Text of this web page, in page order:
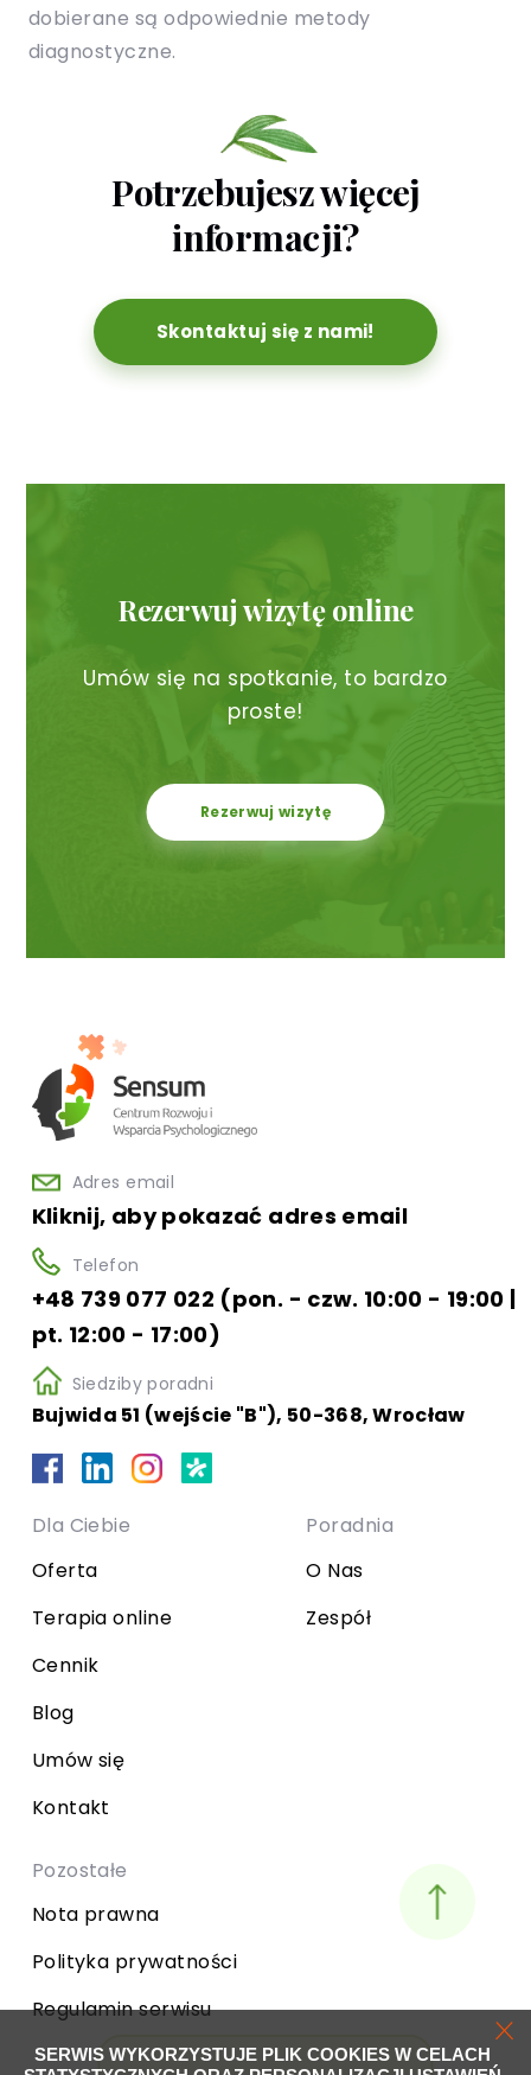
dobierane są odpowiednie metody
diagnostyczne.
Potrzebujesz więcej
informacji?
Skontaktuj się z nami!
Rezerwuj wizytę online
Umów się na spotkanie, to bardzo
proste!
Rezerwuj wizytę
Adres email
Kliknij, aby pokazać adres email
Telefon
+48 739 077 022 (pon. - czw. 10:00 - 19:00 |
pt. 12:00 - 17:00)
Siedziby poradni
Bujwida 51 (wejście "B"), 50-368, Wrocław
Dla Ciebie
Oferta
Terapia online
Cennik
Blog
Umów się
Kontakt
Poradnia
O Nas
Zespół
Pozostałe
Nota prawna
Polityka prywatności
Regulamin serwisu
SERWIS WYKORZYSTUJE PLIK COOKIES W CELACH